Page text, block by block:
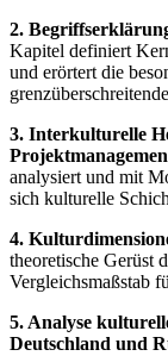
2.
Kapitel definiert
und erörtert die
3. Interkulturelle
analysiert und mit
sich kulturelle
4.
theoretische Gerüst
Vergleichsmaßstab
5. Analyse
Deutschland und